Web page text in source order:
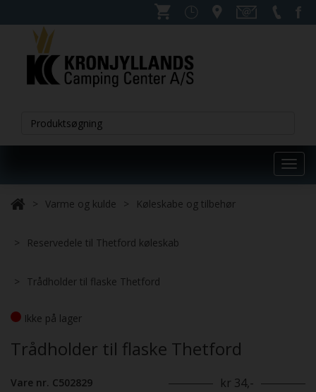
Varme og kulde Køleskabe og tilbehør
Reservedele til Thetford køleskab
Trådholder til flaske Thetford
Ikke på lager
Trådholder til flaske Thetford
Vare nr. C502829 kr 34,-